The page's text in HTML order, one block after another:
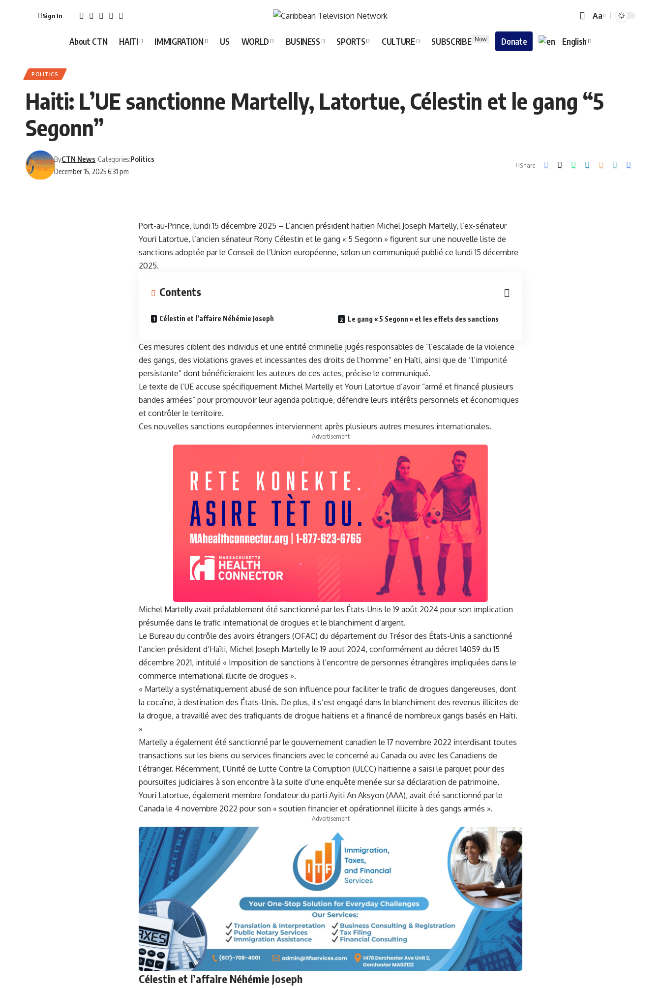
Sign In Aa
About CTN HAITI IMMIGRATION US WORLD BUSINESS SPORTS CULTURE SUBSCRIBE Now Donate English
POLITICS
Haiti: L’UE sanctionne Martelly, Latortue, Célestin et le gang “5
Segonn”
December 15, 2025 6:31 pm
ByCTN News Categories:Politics
Share
Port-au-Prince, lundi 15 décembre 2025 – L’ancien président haïtien Michel Joseph Martelly, l’ex-sénateur
Youri Latortue, l’ancien sénateur Rony Célestin et le gang « 5 Segonn » figurent sur une nouvelle liste de
sanctions adoptée par le Conseil de l’Union européenne, selon un communiqué publié ce lundi 15 décembre
2025.
Contents
Célestin et l’affaire Néhémie Joseph Le gang « 5 Segonn » et les effets des sanctions
Ces mesures ciblent des individus et une entité criminelle jugés responsables de “l’escalade de la violence
des gangs, des violations graves et incessantes des droits de l’homme” en Haïti, ainsi que de “l’impunité
persistante” dont bénéficieraient les auteurs de ces actes, précise le communiqué.
Le texte de l’UE accuse spécifiquement Michel Martelly et Youri Latortue d’avoir “armé et financé plusieurs
bandes armées” pour promouvoir leur agenda politique, défendre leurs intérêts personnels et économiques
et contrôler le territoire.
Ces nouvelles sanctions européennes interviennent après plusieurs autres mesures internationales.
- Advertisement -
Michel Martelly avait préalablement été sanctionné par les États-Unis le 19 août 2024 pour son implication
présumée dans le trafic international de drogues et le blanchiment d’argent.
Le Bureau du contrôle des avoirs étrangers (OFAC) du département du Trésor des États-Unis a sanctionné
l’ancien président d’Haïti, Michel Joseph Martelly le 19 aout 2024, conformément au décret 14059 du 15
décembre 2021, intitulé « Imposition de sanctions à l’encontre de personnes étrangères impliquées dans le
commerce international illicite de drogues ».
« Martelly a systématiquement abusé de son influence pour faciliter le trafic de drogues dangereuses, dont
la cocaïne, à destination des États-Unis. De plus, il s’est engagé dans le blanchiment des revenus illicites de
la drogue, a travaillé avec des trafiquants de drogue haïtiens et a financé de nombreux gangs basés en Haïti.
»
Martelly a également été sanctionné par le gouvernement canadien le 17 novembre 2022 interdisant toutes
transactions sur les biens ou services financiers avec le concerné au Canada ou avec les Canadiens de
l’étranger. Récemment, l’Unité de Lutte Contre la Corruption (ULCC) haïtienne a saisi le parquet pour des
poursuites judiciaires à son encontre à la suite d’une enquête menée sur sa déclaration de patrimoine.
Youri Latortue, également membre fondateur du parti Ayiti An Aksyon (AAA), avait été sanctionné par le
Canada le 4 novembre 2022 pour son « soutien financier et opérationnel illicite à des gangs armés ».
- Advertisement -
Célestin et l’affaire Néhémie Joseph